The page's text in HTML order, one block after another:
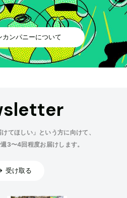
カンパニーについて
てほしい」という方に向けて、
3〜4回程度お届けします。
受け取る